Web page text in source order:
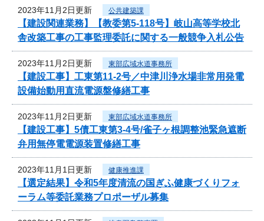
2023年11月2日更新 公共建築課
【建設関連業務】【教委第5-118号】岐山高等学校北
舎改築工事の工事監理委託に関する一般競争入札公告
2023年11月2日更新 東部広域水道事務所
【建設工事】工東第11-2号／中津川浄水場非常用発電
設備始動用直流電源盤修繕工事
2023年11月2日更新 東部広域水道事務所
【建設工事】5債工東第3-4号/雀子ヶ根調整池緊急遮断
弁用無停電電源装置修繕工事
2023年11月1日更新 健康推進課
【選定結果】令和5年度清流の国ぎふ健康づくりフォ
ーラム等委託業務プロポーザル募集